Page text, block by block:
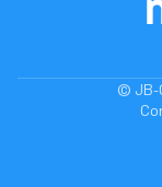
© JB-